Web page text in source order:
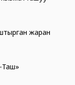
жаран
Таш»